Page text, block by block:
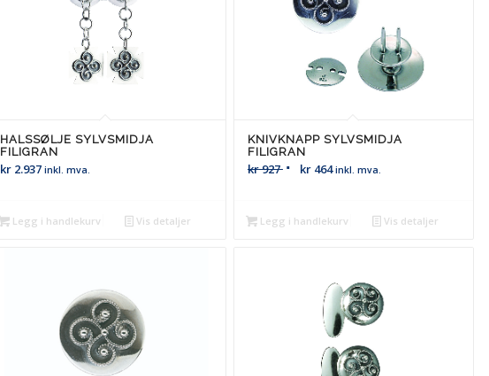
HALSSØLJE SYLVSMIDJA
FILIGRAN
kr2.937 inkl. mva.
Legg i handlekurv Vis detaljer
KNIVKNAPP SYLVSMIDJA
FILIGRAN
kr927 kr464 inkl. mva.
Legg i handlekurv Vis detaljer